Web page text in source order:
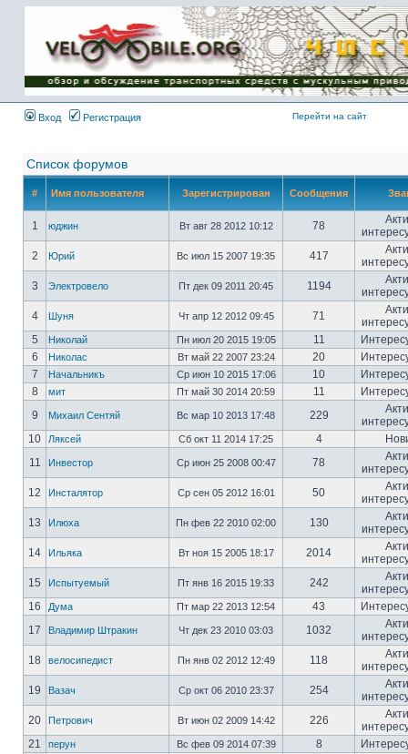
Имя пользователя:
Пароль:
{ LOG_ME_IN_SHORT
}
Вход
Регистрация Перейти на сайт
Список форумов
# Имя пользователя Зарегистрирован Сообщения
1 юджин Вт авг 28 2012 10:12 78
2
Юрий Вс июл 15 2007 19:35 417
3
Электровело Пт дек 09 2011 20:45 1194
4
Шуня Чт апр 12 2012 09:45 71
5
Николай Пн июл 20 2015 19:05 11
6
Николас Вт май 22 2007 23:24 20
7
Начальникъ Ср июн 10 2015 17:06 10
8
мит Пт май 30 2014 20:59 11
9
Михаил Сентяй Вс мар 10 2013 17:48 229
10
Ляксей Сб окт 11 2014 17:25 4
11
Инвестор Ср июн 25 2008 00:47 78
12
Инсталятор Ср сен 05 2012 16:01 50
13
Илюха Пн фев 22 2010 02:00 130
14
Ильяка Вт ноя 15 2005 18:17 2014
15
Испытуемый Пт янв 16 2015 19:33 242
16
Дума Пт мар 22 2013 12:54 43
17
Владимир Штракин Чт дек 23 2010 03:03 1032
18
велосипедист Пн янв 02 2012 12:49 118
19
Вазач Ср окт 06 2010 23:37 254
20
Петрович Вт июн 02 2009 14:42 226
21
перун Вс фев 09 2014 07:39 8